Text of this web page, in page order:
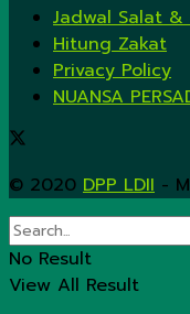
Jadwal Salat &
Hitung Zakat
Privacy Policy
NUANSA
© 2020 DPP LDII -
No Result
View All Result